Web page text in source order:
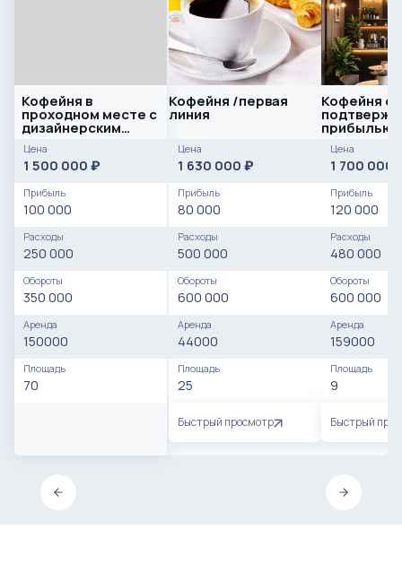
Кофейня в
проходном месте с
дизайнерским
ремонтом
Цена
1 500 000 ₽
Прибыль
100 000
Расходы
250 000
Обороты
350 000
Аренда
150000
Площадь
70
Кофейня /первая
линия
Цена
1 630 000 ₽
Прибыль
80 000
Расходы
500 000
Обороты
600 000
Аренда
44000
Площадь
25
Быстрый просмотр
Кофейня с
прибылью
Цена
1 700 000
Прибыль
120 000
Расходы
480 000
Обороты
600 000
Аренда
159000
Площадь
9
Быстрый